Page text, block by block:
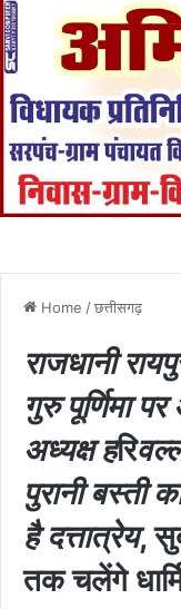
Home /छत्तीसगढ़
राजधानी
गुरु पूर्णिमा
अध्यक्ष हरि
पुरानी बस्ती
है दत्तात्रेय,
तक चलेंगे